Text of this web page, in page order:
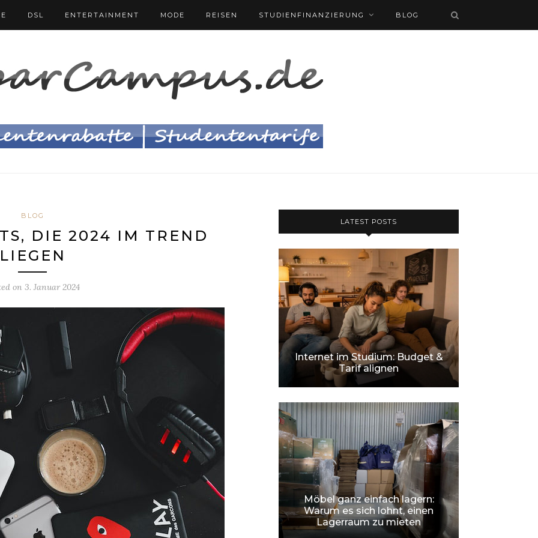
DSL ENTERTAINMENT MODE REISEN STUDIENFINANZIERUNG BLOG
BLOG
DIE 2024 IM TREND
on 3. Januar 2024
LATEST POSTS
Internet im Studium: Budget &
Tarif alignen
Möbel ganz einfach lagern:
Warum es sich lohnt, einen
Lagerraum zu mieten